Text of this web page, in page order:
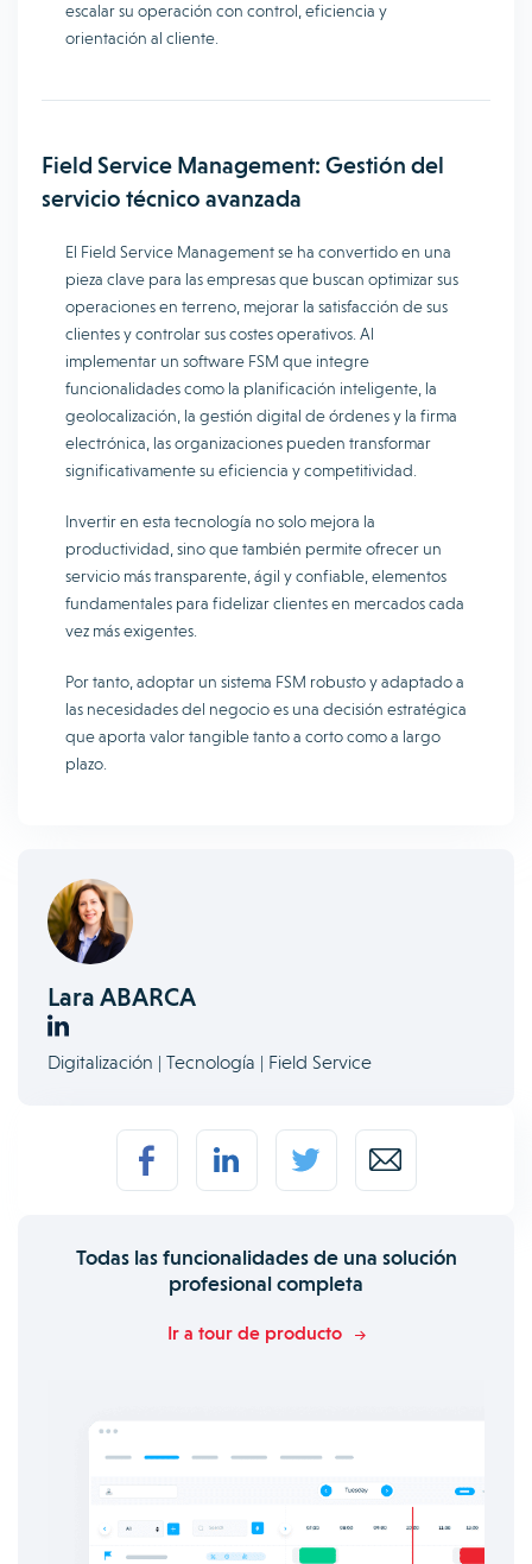
escalar su operación con control, eficiencia y
orientación al cliente.
Field Service Management: Gestión del
servicio técnico avanzada
El Field Service Management se ha convertido en una
pieza clave para las empresas que buscan optimizar sus
operaciones en terreno, mejorar la satisfacción de sus
clientes y controlar sus costes operativos. Al
implementar un software FSM que integre
funcionalidades como la planificación inteligente, la
geolocalización, la gestión digital de órdenes y la firma
electrónica, las organizaciones pueden transformar
significativamente su eficiencia y competitividad.
Invertir en esta tecnología no solo mejora la
productividad, sino que también permite ofrecer un
servicio más transparente, ágil y confiable, elementos
fundamentales para fidelizar clientes en mercados cada
vez más exigentes.
Por tanto, adoptar un sistema FSM robusto y adaptado a
las necesidades del negocio es una decisión estratégica
que aporta valor tangible tanto a corto como a largo
plazo.
Lara ABARCA
Digitalización | Tecnología | Field Service
Todas las funcionalidades de una solución
profesional completa
Ir a tour de producto